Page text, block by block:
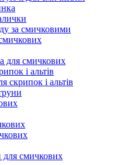
за смичковими
для смичкових
і альтів
скрипок і альтів
для смичкових